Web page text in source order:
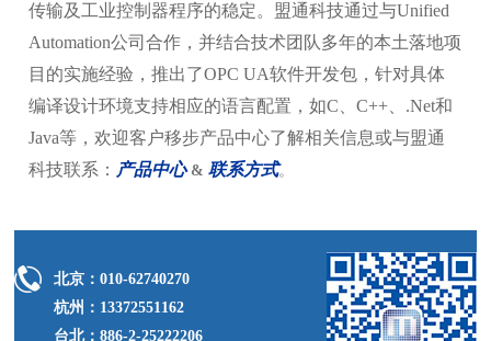
传输及工业控制器程序的稳定。盟通科技通过与Unified
Automation公司合作，并结合技术团队多年的本土落地项
目的实施经验，推出了OPC UA软件开发包，针对具体
编译设计环境支持相应的语言配置，如C、C++、.Net和
Java等，欢迎客户移步产品中心了解相关信息或与盟通
科技联系： 产品中心 &联系方式。
北京：010-62740270
杭州：13372551162
台北：886-2-25222206